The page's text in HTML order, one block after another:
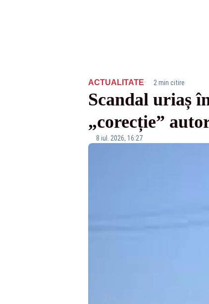
ACTUALITATE· 2 min citire
Scandal uriaș
„corecție”
8 iul. 2026, 16:27